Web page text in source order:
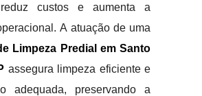
reduz custos e aumenta a
A atuação de uma
Limpeza Predial em Santo
assegura limpeza eficiente e
adequada, preservando a